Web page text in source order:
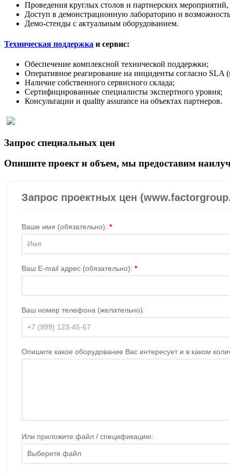
Проведения круглых столов и партнерских
Доступ в демонстрационную лабораторию и
Демо-стенды с актуальным оборудованием.
Техническая поддержка и сервис:
Обеспечение комплексной технической поддержки;
Оперативное реагирование на инциденты согласно SLA
Наличие собственного сервисного склада;
Сертифицированные специалисты экспертного уровня;
Консультации и quality assurance на объектах партнеров.
Запрос специальных цен
Опишите проект и объем, мы предоставим